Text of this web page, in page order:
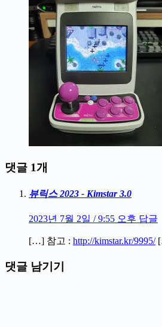
댓글 1개
뷰릭스 2023 - Kimstar 3.0
2023년 7월 2일 / 9:55 오후 답글
[…] 참고 : http://kimstar.kr/9995/
댓글 남기기